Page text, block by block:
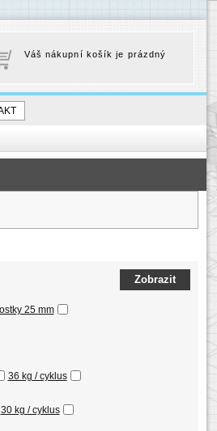
25 mm
36 kg / cyklus
30 kg / cyklus
Váš nákupní košík je prázdný